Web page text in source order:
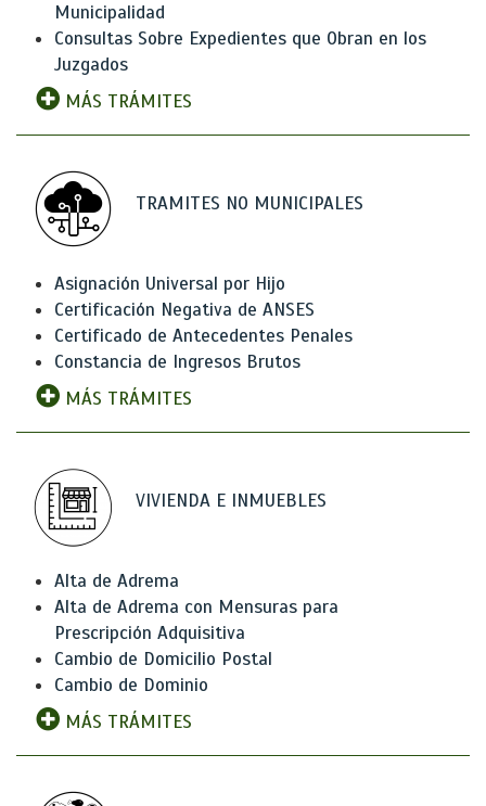
Municipalidad
Consultas Sobre Expedientes que Obran en los
Juzgados
MÁS TRÁMITES
TRAMITES NO MUNICIPALES
Asignación Universal por Hijo
Certificación Negativa de ANSES
Certificado de Antecedentes Penales
Constancia de Ingresos Brutos
MÁS TRÁMITES
VIVIENDA E INMUEBLES
Alta de Adrema
Alta de Adrema con Mensuras para
Prescripción Adquisitiva
Cambio de Domicilio Postal
Cambio de Dominio
MÁS TRÁMITES